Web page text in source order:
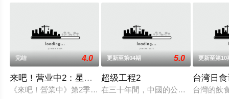
完结 4.0
来吧！营业中2：星之沙龙
《來吧！營業中》第2季大改版，營業方向從餐廳轉換為美髮
更新至第04期 5.0
超级工程2
在三十年間，中國的公路里程增加了
更新至第10
台湾日
台灣的飲